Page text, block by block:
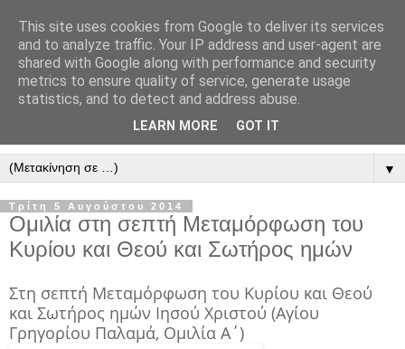
" Εξομολογεῖσθε τῶ Κυρίῳ
"
ὃτι ἀγαθός, ὃτι εἰς τόν αἰῶνα τό ἔλεος αὐτοῦ. Αλληλούϊα.
▼
Τρίτη 5 Αυγούστου 2014
Ομιλία στη σεπτή Μεταμόρφωση του
Κυρίου και Θεού και Σωτήρος ημών
Στη σεπτή Μεταμόρφωση του Κυρίου και Θεού
και Σωτήρος ημών Ιησού Χριστού (Αγίου
Γρηγορίου Παλαμά, Ομιλία Α΄)
This site uses cookies from Google to deliver its services
and to analyze traffic. Your IP address and user-agent are
shared with Google along with performance and security
metrics to ensure quality of service, generate usage
statistics, and to detect and address abuse.
LEARN MORE GOT IT